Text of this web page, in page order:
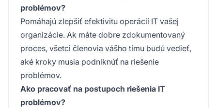
problémov?
Pomáhajú zlepšiť efektivitu operácií IT vašej
organizácie. Ak máte dobre zdokumentovaný
proces, všetci členovia vášho tímu budú vedieť,
aké kroky musia podniknúť na riešenie
problémov.
Ako pracovať na postupoch riešenia IT
problémov?